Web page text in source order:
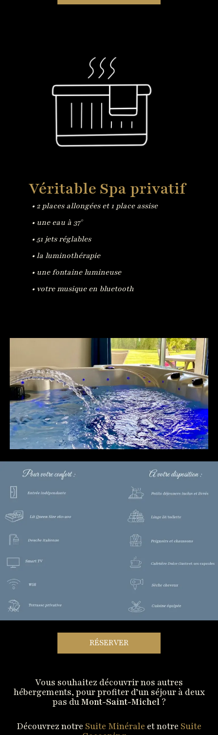
Véritable Spa privatif
• 2 places allongées et 1 place assise
• une eau à 37°
• 51 jets réglables
• la luminothérapie
• une fontaine lumineuse
• votre musique en bluetooth
RÉSERVER
Vous souhaitez découvrir nos autres
hébergements, pour profiter d’un séjour à deux
pas duMont-Saint-Michel?
Découvrez notre Suite Minérale et notre Suite